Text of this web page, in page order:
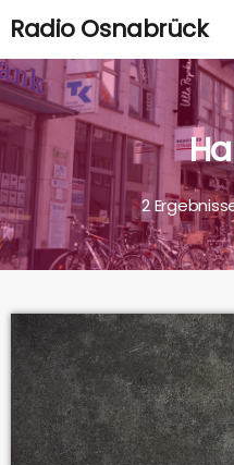
Radio Osnabrück
2